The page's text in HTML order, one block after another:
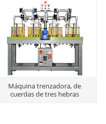
Máquina trenzadora, de
cuerdas de tres hebras